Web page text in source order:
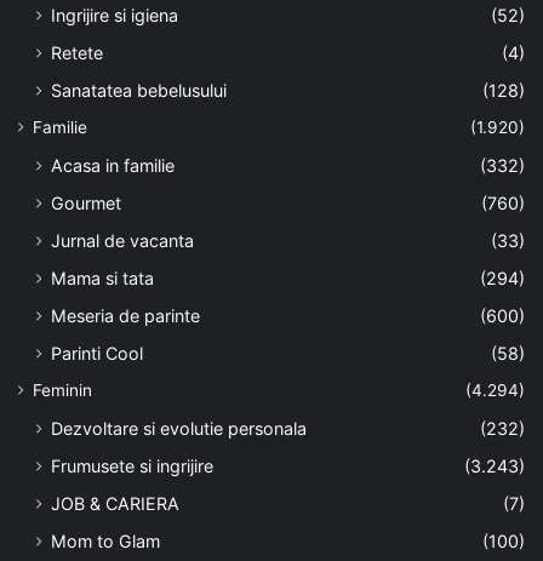
Ingrijire si igiena
(52)
Retete
(4)
Sanatatea bebelusului
(128)
Familie (1.920)
Acasa in familie
(332)
Gourmet
(760)
Jurnal de vacanta
(33)
Mama si tata
(294)
Meseria de parinte
(600)
Parinti Cool
(58)
Feminin (4.294)
Dezvoltare si evolutie personala
(232)
Frumusete si ingrijire
(3.243)
JOB & CARIERA
(7)
Mom to Glam
(100)